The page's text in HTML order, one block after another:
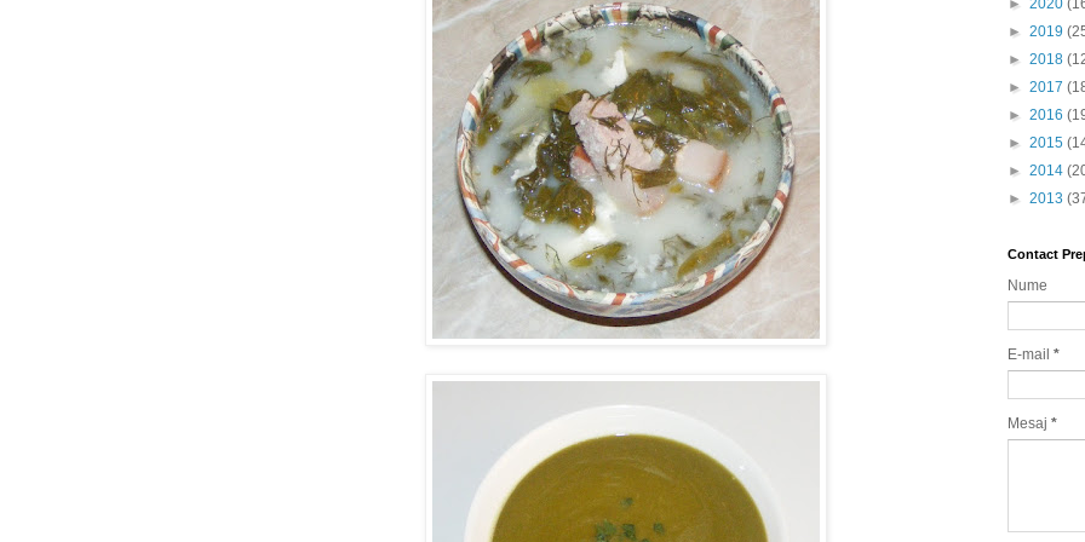
► 2020
► 2019
► 2018
► 2017
► 2016
► 2015
► 2014
► 2013
Contact
Nume
E-mail *
Mesaj *